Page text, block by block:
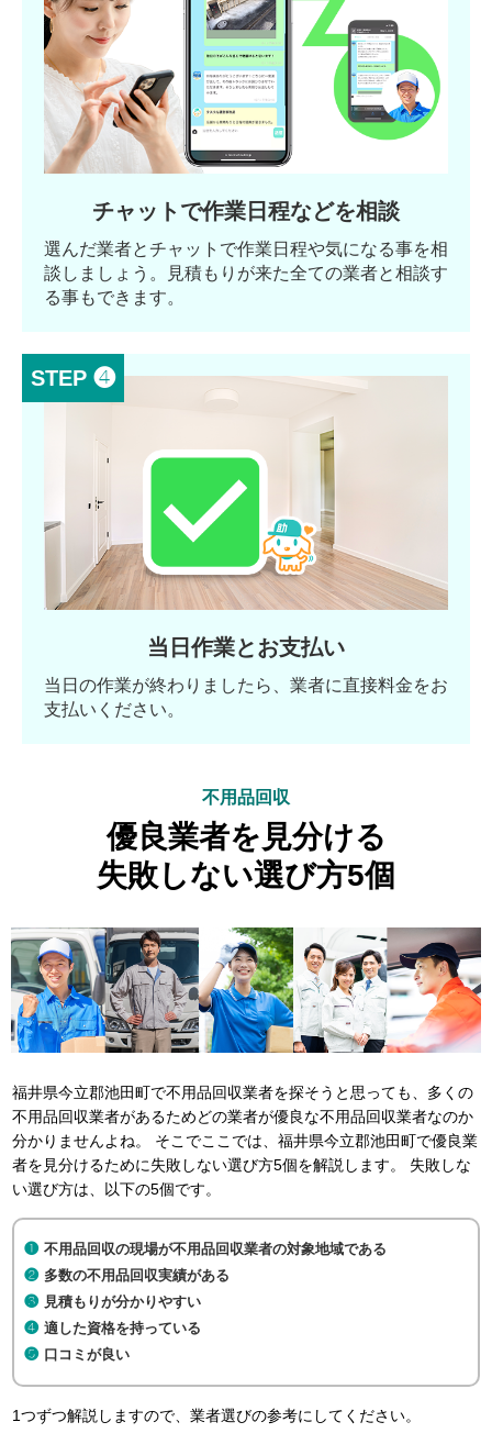
チャットで作業日程などを相談
選んだ業者とチャットで作業日程や気になる事を相
談しましょう。見積もりが来た全ての業者と相談す
る事もできます。
STEP ❹
当日作業とお支払い
当日の作業が終わりましたら、業者に直接料金をお
支払いください。
不用品回収
優良業者を見分ける
失敗しない選び方5個
福井県今立郡池田町で不用品回収業者を探そうと思っても、多くの
不用品回収業者があるためどの業者が優良な不用品回収業者なのか
分かりませんよね。 そこでここでは、福井県今立郡池田町で優良業
者を見分けるために失敗しない選び方5個を解説します。 失敗しな
い選び方は、以下の5個です。
不用品回収の現場が不用品回収業者の対象地域である
多数の不用品回収実績がある
見積もりが分かりやすい
適した資格を持っている
口コミが良い
1つずつ解説しますので、業者選びの参考にしてください。